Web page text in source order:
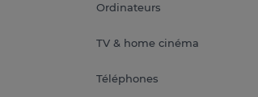
Ordinateurs
TV & home cinéma
Téléphones